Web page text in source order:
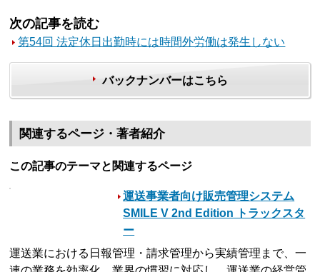
次の記事を読む
第54回 法定休日出勤時には時間外労働は発生しない
バックナンバーはこちら
関連するページ・著者紹介
この記事のテーマと関連するページ
運送事業者向け販売管理システム
SMILE V 2nd Edition トラックスタ
ー
運送業における日報管理・請求管理から実績管理まで、一